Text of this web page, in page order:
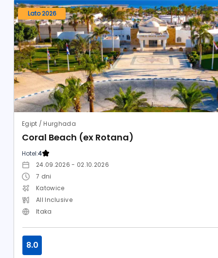
Lato 2026
Egipt / Hurghada
Coral Beach (ex Rotana)
Hotel:4
24.09.2026 - 02.10.2026
7 dni
Katowice
All Inclusive
Itaka
8.0